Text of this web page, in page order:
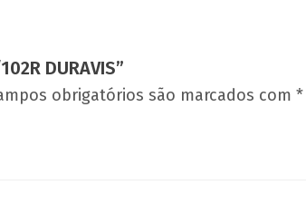
DURAVIS”
obrigatórios são marcados com *